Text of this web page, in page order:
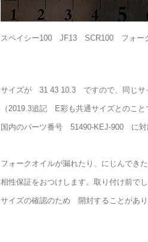
スペイシー100 JF13 SCR100 フォ
サイズが 31 43 10.3 ですので、同じサ
（2019.3追記 E彩も共通サイズとのこ
国内のパーツ番号 51490-KEJ-900 に対
フォークオイルが漏れたり、にじんでき
相性保証をおつけします。取り付け前で
サイズの確認のため 開封することがあ